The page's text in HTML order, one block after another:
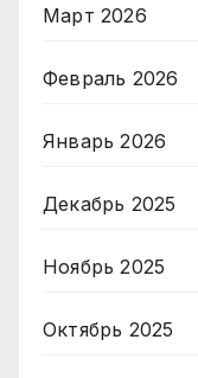
Март 2026
Февраль 2026
Январь 2026
Декабрь 2025
Ноябрь 2025
Октябрь 2025